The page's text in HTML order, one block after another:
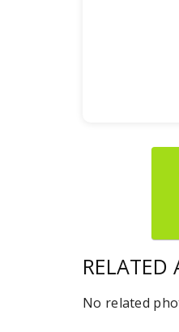
RELATED
No related